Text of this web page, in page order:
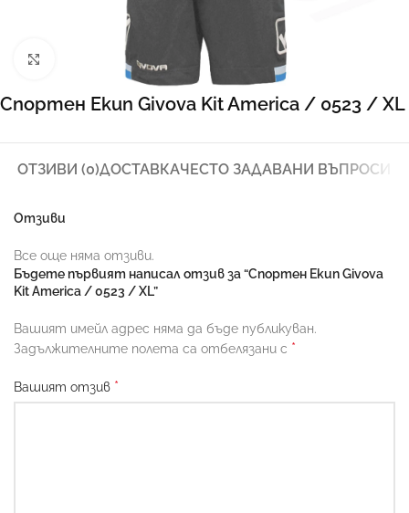
Спортен Екип Givova Kit America / 0523 / XL
ОТЗИВИ (0)ДОСТАВКАЧЕСТО ЗАДАВАНИ ВЪПРОСИ
Отзиви
Все още няма отзиви.
Бъдете първият написал отзив за “Спортен Екип Givova
Kit America / 0523 / XL”
Вашият имейл адрес няма да бъде публикуван.
Задължителните полета са отбелязани с *
Вашият отзив *